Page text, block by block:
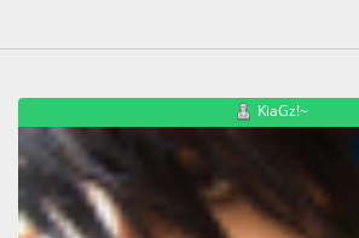
KiaGz!~